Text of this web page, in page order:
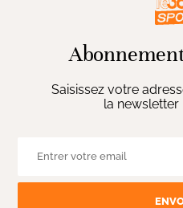
Saisissez votre
la